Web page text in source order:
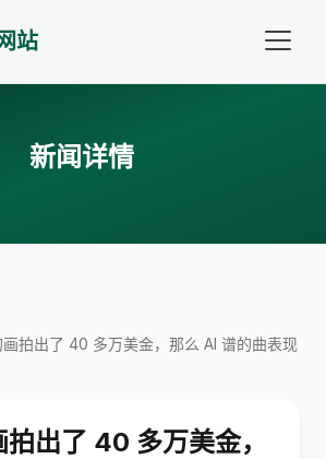
站
新闻详情
画拍出了 40 多万美金，那么 AI 谱的曲表现
出了 40 多万美金，